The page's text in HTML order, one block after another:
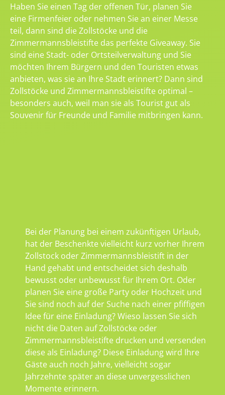
Haben Sie einen Tag der offenen Tür, planen Sie
eine Firmenfeier oder nehmen Sie an einer Messe
teil, dann sind die Zollstöcke und die
Zimmermannsbleistifte das perfekte Giveaway. Sie
sind eine Stadt- oder Ortsteilverwaltung und Sie
möchten Ihrem Bürgern und den Touristen etwas
anbieten, was sie an Ihre Stadt erinnert? Dann sind
Zollstöcke und Zimmermannsbleistifte optimal –
besonders auch, weil man sie als Tourist gut als
Souvenir für Freunde und Familie mitbringen kann.
Bei der Planung bei einem zukünftigen Urlaub,
hat der Beschenkte vielleicht kurz vorher Ihrem
Zollstock oder Zimmermannsbleistift in der
Hand gehabt und entscheidet sich deshalb
bewusst oder unbewusst für Ihrem Ort. Oder
planen Sie eine große Party oder Hochzeit und
Sie sind noch auf der Suche nach einer pfiffigen
Idee für eine Einladung? Wieso lassen Sie sich
nicht die Daten auf Zollstöcke oder
Zimmermannsbleistifte drucken und versenden
diese als Einladung? Diese Einladung wird Ihre
Gäste auch noch Jahre, vielleicht sogar
Jahrzehnte später an diese unvergesslichen
Momente erinnern.